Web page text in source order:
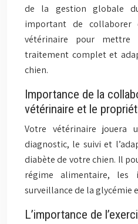
de la gestion globale
important de collaborer
vétérinaire pour
traitement complet et
chien.
Importance de la
vétérinaire et le
Votre vétérinaire jouera
diagnostic, le suivi et
diabète de votre chien. Il
régime alimentaire, les
surveillance de la glycémie
L’importance de